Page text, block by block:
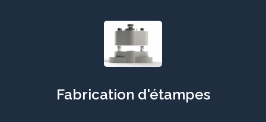
Fabrication d'étampes